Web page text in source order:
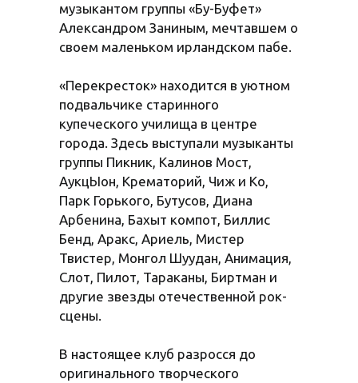
музыкантом группы «Бу-Буфет»
Александром Заниным, мечтавшем о
своем маленьком ирландском пабе.
«Перекресток» находится в уютном
подвальчике старинного
купеческого училища в центре
города. Здесь выступали музыканты
группы Пикник, Калинов Мост,
АукцЫон, Крематорий, Чиж и Ко,
Парк Горького, Бутусов, Диана
Арбенина, Бахыт компот, Биллис
Бенд, Аракс, Ариель, Мистер
Твистер, Монгол Шуудан, Анимация,
Слот, Пилот, Тараканы, Биртман и
другие звезды отечественной рок-
сцены.
В настоящее клуб разросся до
оригинального творческого